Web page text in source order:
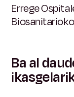
Errege
Ba al